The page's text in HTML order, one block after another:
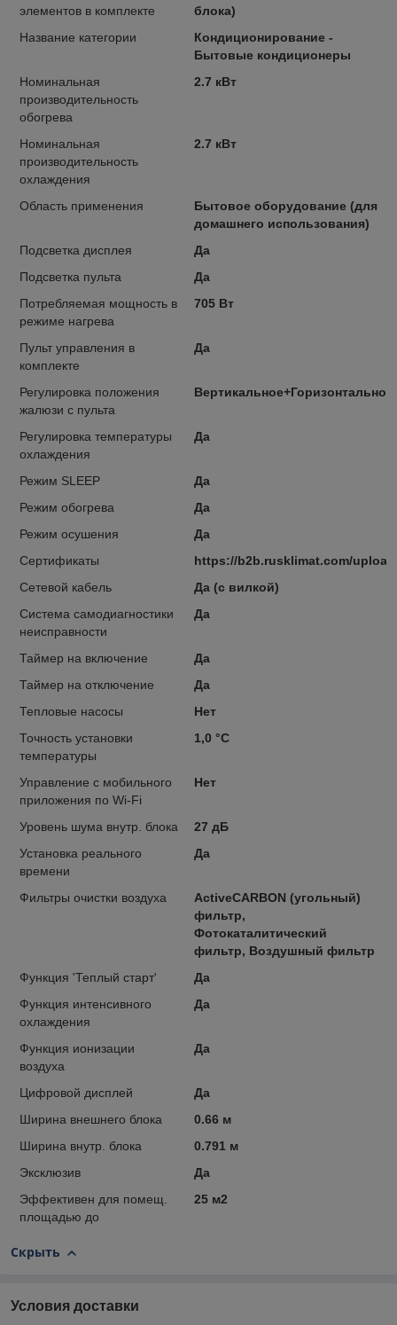
элементов в комплекте
блока)
Название категории
Кондиционирование -
Бытовые кондиционеры
Номинальная
производительность
обогрева
2.7 кВт
Номинальная
производительность
охлаждения
2.7 кВт
Область применения
Бытовое оборудование (для
домашнего использования)
Подсветка дисплея
Да
Подсветка пульта
Да
Потребляемая мощность в
режиме нагрева
705 Вт
Пульт управления в
комплекте
Да
Регулировка положения
жалюзи с пульта
Вертикальное+Горизонтальное
Регулировка температуры
охлаждения
Да
Режим SLEEP
Да
Режим обогрева
Да
Режим осушения
Да
Сертификаты
https://b2b.rusklimat.com/
Сетевой кабель
Да (с вилкой)
Система самодиагностики
неисправности
Да
Таймер на включение
Да
Таймер на отключение
Да
Тепловые насосы
Нет
Точность установки
температуры
1,0 °С
Управление c мобильного
приложения по Wi-Fi
Нет
Уровень шума внутр. блока
27 дБ
Установка реального
времени
Да
Фильтры очистки воздуха
ActiveCARBON (угольный)
фильтр,
Фотокаталитический
фильтр, Воздушный фильтр
Функция 'Теплый старт'
Да
Функция интенсивного
охлаждения
Да
Функция ионизации
воздуха
Да
Цифровой дисплей
Да
Ширина внешнего блока
0.66 м
Ширина внутр. блока
0.791 м
Эксклюзив
Да
Эффективен для помещ.
площадью до
25 м2
Скрыть
Условия доставки